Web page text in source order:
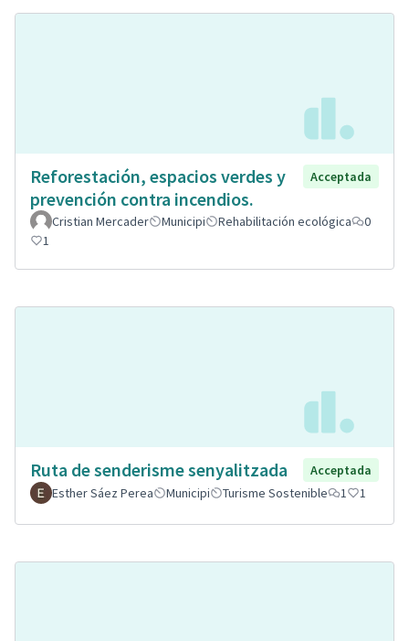
Reforestación, espacios verdes y
prevención contra incendios.
Acceptada
Cristian Mercader Municipi Rehabilitación ecológica
0
1
Ruta de senderisme senyalitzada
Acceptada
Esther Sáez Perea
Municipi Turisme Sostenible 1 1